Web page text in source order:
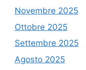
Novembre 2025
Ottobre 2025
Settembre 2025
Agosto 2025